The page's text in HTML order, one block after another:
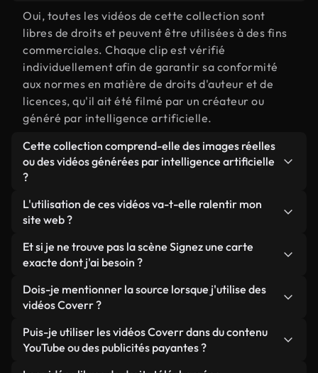
Oui, toutes les vidéos de cette collection sont
libres de droits et peuvent être utilisées à des fins
commerciales. Chaque clip est vérifié
individuellement afin de garantir sa conformité
aux normes en matière de droits d'auteur et de
licences, qu'il ait été filmé par un créateur ou
généré par intelligence artificielle.
Cette collection comprend-elle des images réelles
ou des vidéos générées par intelligence artificielle
?
Les deux. Il s'agit d'une bibliothèque hybride
composée de véritables images filmées par des
vidéos générées par IA. Chaque vidéo est
clairement identifiée afin que vous sachiez
toujours ce que vous utilisez.
L'utilisation de ces vidéos va-t-elle ralentir mon
site web ?
Sauf si vous choisissez nos versions optimisées.
Nous proposons des formats légers, prêts pour le
ils conservent une qualité élevée tout en
minimisant les temps de chargement et en
améliorant des indicateurs comme le LCP.
Et si je ne trouve pas la scène Signez une carte
exacte dont j'ai besoin ?
Vous pouvez en créer une instantanément avec
Coverr AI Studio. Il vous suffit de décrire la scène,
soleil », et le Studio générera en quelques
secondes une vidéo personnalisée conforme à nos
normes de licence.
Dois-je mentionner la source lorsque j'utilise des
vidéos Coverr ?
Aucune attribution n'est requise. Toutes les vidéos
de notre bibliothèque sont libres de droits et
Puis-je utiliser les vidéos Coverr dans du contenu
YouTube ou des publicités payantes ?
Oui. Toutes les séquences vidéo de Coverr peuvent